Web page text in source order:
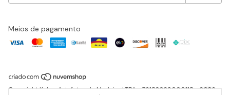
Meios de pagamento
Copyright Kakos Artefatos de Madeira LTDA - 76183029000118 - 2026.